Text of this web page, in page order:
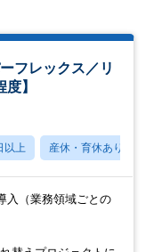
フレックス／リ
】
以上 産休・育休あり
入（業務領域ごとの